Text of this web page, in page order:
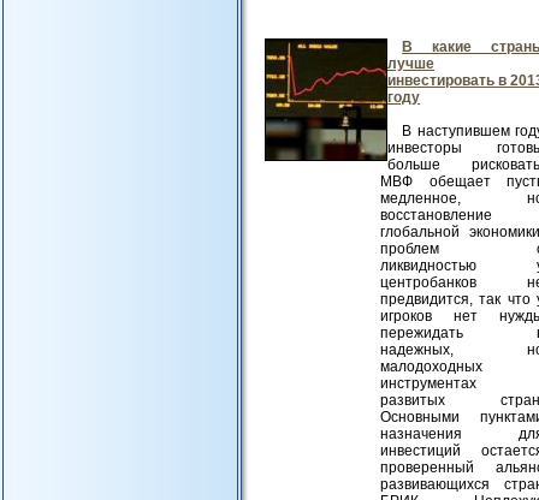
В какие
лучше
инвестировать в
году
В наступившем
инвесторы
больше
МВФ обещает
медленное,
восстановление
глобальной
проблем
ликвидностью
центробанков
предвидится, так что
игроков нет
пережидать
надежных,
малодоходных
инструментах
развитых
Основными
назначения
инвестиций
проверенный
развивающихся